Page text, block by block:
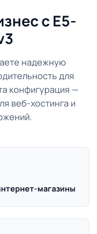
с E5-
надежную
для
конфигурация —
веб-хостинга и
магазины